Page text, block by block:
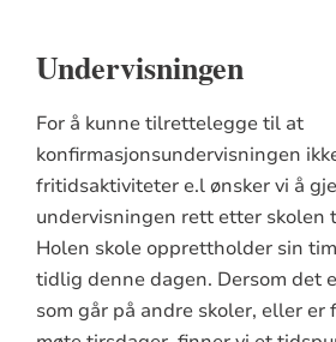
Undervisningen
For å kunne tilrettelegge til at
konfirmasjonsundervisningen
fritidsaktiviteter e.l ønsker vi å
undervisningen rett etter skolen
Holen skole opprettholder sin
tidlig denne dagen. Dersom det
som går på andre skoler, eller er